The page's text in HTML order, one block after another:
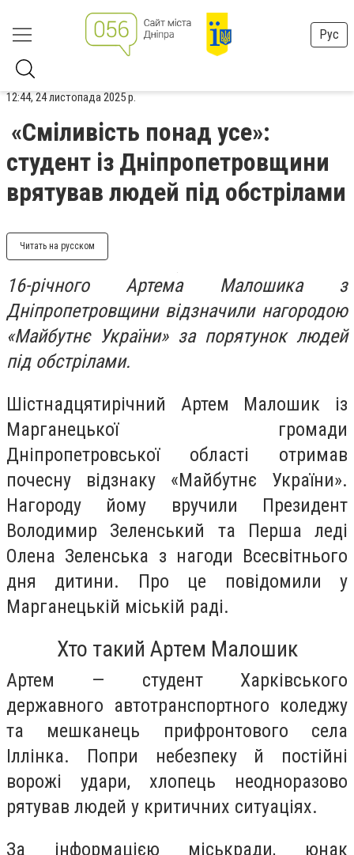
Рус
12:44, 24 листопада 2025 р.
«Сміливість понад усе»:
студент із Дніпропетровщини
врятував людей під обстрілами
Читать на русском
16-річного Артема Малошика з
Дніпропетровщини відзначили нагородою
«Майбутнє України» за порятунок людей
під обстрілами.
Шістнадцятирічний Артем Малошик із
Марганецької громади
Дніпропетровської області отримав
почесну відзнаку «Майбутнє України».
Нагороду йому вручили Президент
Володимир Зеленський та Перша леді
Олена Зеленська з нагоди Всесвітнього
дня дитини. Про це повідомили у
Марганецькій міській раді.
Хто такий Артем Малошик
Артем — студент Харківського
державного автотранспортного коледжу
та мешканець прифронтового села
Іллінка. Попри небезпеку й постійні
ворожі удари, хлопець неодноразово
рятував людей у критичних ситуаціях.
За інформацією міськради, юнак